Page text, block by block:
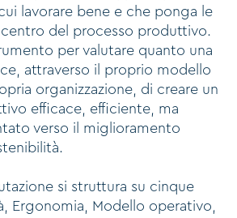
lavorare bene e che ponga le
centro del processo produttivo.
per valutare quanto una
attraverso il proprio modello
organizzazione, di creare un
efficace, efficiente, ma
verso il miglioramento
si struttura su cinque
Ergonomia, Modello operativo,